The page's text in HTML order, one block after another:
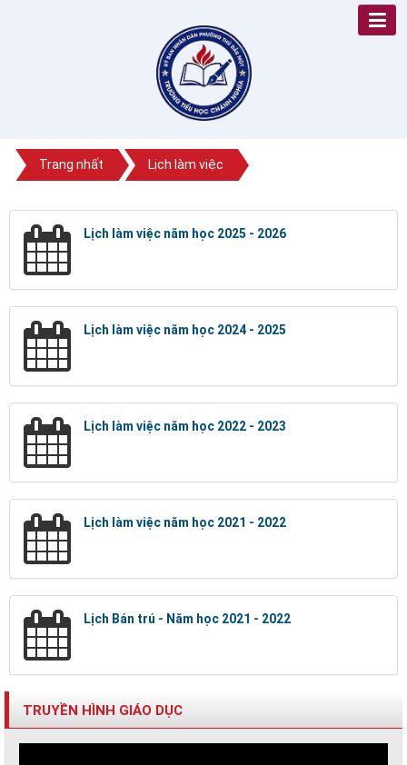
Trang nhất Lịch làm việc
Lịch làm việc năm học 2025 - 2026
Lịch làm việc năm học 2024 - 2025
Lịch làm việc năm học 2022 - 2023
Lịch làm việc năm học 2021 - 2022
Lịch Bán trú - Năm học 2021 - 2022
TRUYỀN HÌNH GIÁO DỤC